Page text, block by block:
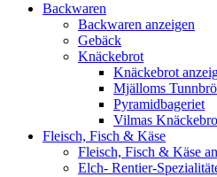
Backwaren
Backwaren anzeigen
Gebäck
Knäckebrot
Knäckebrot
Mjälloms
Pyramidbageriet
Vilmas
Fleisch, Fisch & Käse
Fleisch, Fisch & Käse
Elch- Rentier-